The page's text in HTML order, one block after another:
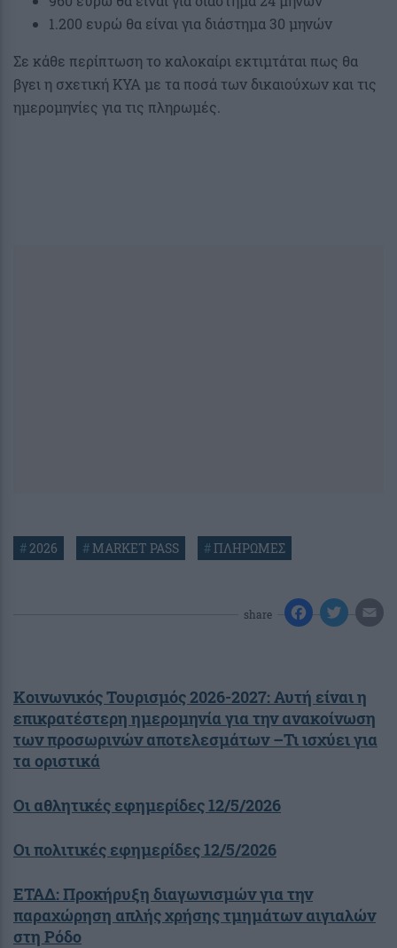
1.200 ευρώ θα είναι για διάστημα 30 μηνών
Σε κάθε περίπτωση το καλοκαίρι εκτιμτάται πως θα
βγει η σχετική ΚΥΑ με τα ποσά των δικαιούχων και τις
ημερομηνίες για τις πληρωμές.
#2026 # MARKET PASS #ΠΛΗΡΩΜΕΣ
share
Κοινωνικός Τουρισμός 2026-2027: Αυτή είναι η
επικρατέστερη ημερομηνία για την ανακοίνωση
των προσωρινών αποτελεσμάτων –Τι ισχύει για
τα οριστικά
Οι αθλητικές εφημερίδες 12/5/2026
Οι πολιτικές εφημερίδες 12/5/2026
ΕΤΑΔ: Προκήρυξη διαγωνισμών για την
παραχώρηση απλής χρήσης τμημάτων αιγιαλών
στη Ρόδο